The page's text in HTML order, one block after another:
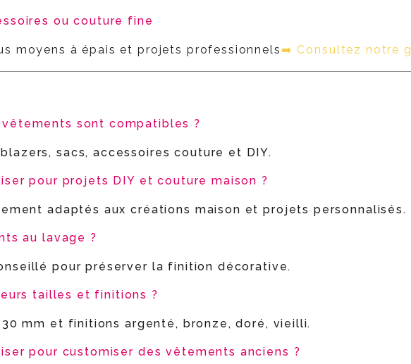
ou couture fine
moyens à épais et projets professionnels➡️ Consultez notre
sont compatibles ?
sacs, accessoires couture et DIY.
pour projets DIY et couture maison ?
adaptés aux créations maison et projets personnalisés.
au lavage ?
pour préserver la finition décorative.
tailles et finitions ?
mm et finitions argenté, bronze, doré, vieilli.
pour customiser des vêtements anciens ?